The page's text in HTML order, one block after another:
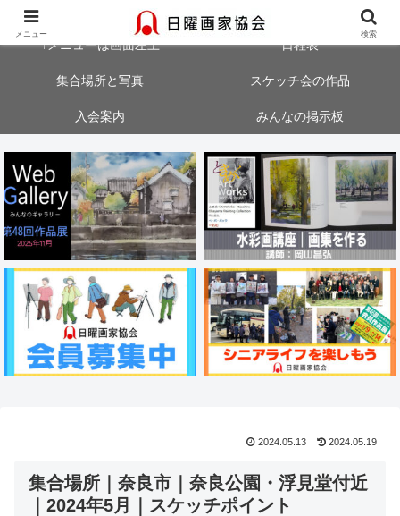
大阪・神戸・奈良・京都でスケッチ会を開催中！気軽にご参加ください
↑メニューは画面左上 日程表
集合場所と写真 スケッチ会の作品
入会案内 みんなの掲示板
2024.05.13 2024.05.19
集合場所｜奈良市｜奈良公園・浮見堂付近
｜2024年5月｜スケッチポイント
メニュー 検索